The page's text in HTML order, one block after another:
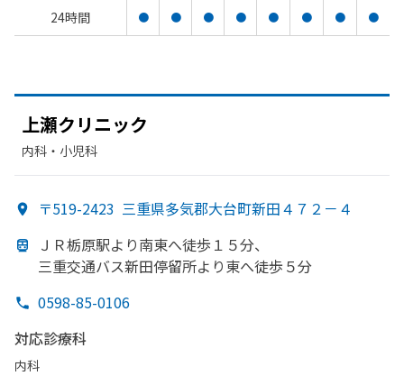
24時間
● ● ● ● ● ● ● ●
上瀬クリニック
内科・​小児科
〒519-2423 三重県多気郡大台町新田４７２－４
ＪＲ栃原駅より南東へ徒歩１５分、
三重交通バス新田停留所より東へ徒歩５分
0598-85-0106
対応診療科
内科